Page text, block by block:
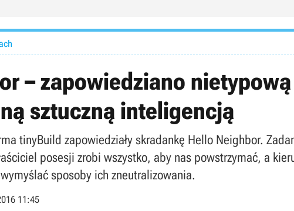
– zapowiedziano
sztuczną inteligencją
tinyBuild zapowiedziały skradankę Hello Neighbor.
posesji zrobi wszystko, aby nas powstrzymać, a
sposoby ich zneutralizowania.
11:45